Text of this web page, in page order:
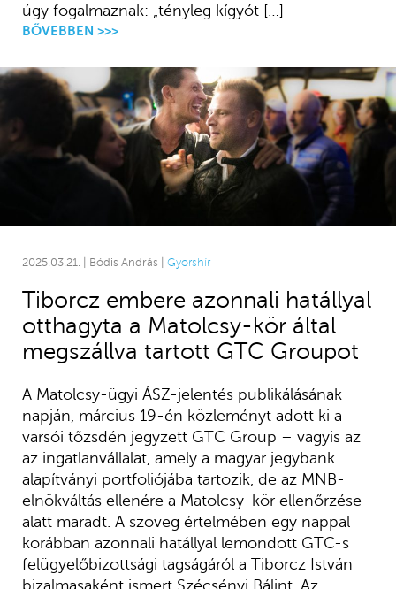
2025.03.21. | Bódis András | Gyorshír
Tiborcz embere azonnali hatállyal
otthagyta a Matolcsy-kör által
megszállva tartott GTC Groupot
A Matolcsy-ügyi ÁSZ-jelentés publikálásának
napján, március 19-én közleményt adott ki a
varsói tőzsdén jegyzett GTC Group – vagyis az
az ingatlanvállalat, amely a magyar jegybank
alapítványi portfoliójába tartozik, de az MNB-
elnökváltás ellenére a Matolcsy-kör ellenőrzése
alatt maradt. A szöveg értelmében egy nappal
korábban azonnali hatállyal lemondott GTC-s
felügyelőbizottsági tagságáról a Tiborcz István
úgy fogalmaznak: „tényleg kígyót […]
BŐVEBBEN >>>